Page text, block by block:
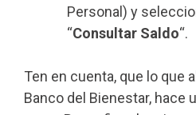
Personal) y
“Consultar Saldo“.
Ten en cuenta, que lo que
Banco del Bienestar, hace